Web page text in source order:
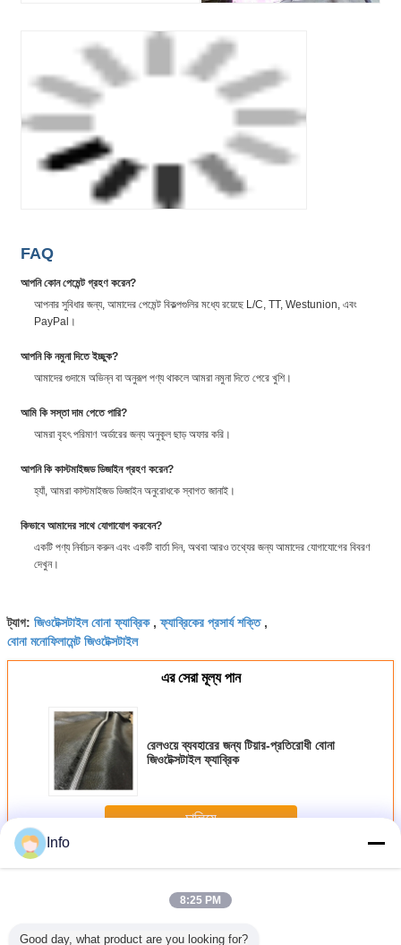
FAQ
আপনি কোন পেমেন্ট গ্রহণ করেন?
আপনার সুবিধার জন্য, আমাদের পেমেন্ট বিকল্পগুলির মধ্যে রয়েছে L/C, TT, Westunion, এবং
PayPal।
আপনি কি নমুনা দিতে ইচ্ছুক?
আমাদের গুদামে অভিন্ন বা অনুরূপ পণ্য থাকলে আমরা নমুনা দিতে পেরে খুশি।
আমি কি সস্তা দাম পেতে পারি?
আমরা বৃহৎ পরিমাণ অর্ডারের জন্য অনুকূল ছাড় অফার করি।
আপনি কি কাস্টমাইজড ডিজাইন গ্রহণ করেন?
হ্যাঁ, আমরা কাস্টমাইজড ডিজাইন অনুরোধকে স্বাগত জানাই।
কিভাবে আমাদের সাথে যোগাযোগ করবেন?
একটি পণ্য নির্বাচন করুন এবং একটি বার্তা দিন, অথবা আরও তথ্যের জন্য আমাদের যোগাযোগের বিবরণ
দেখুন।
ট্যাগ: জিওটেক্সটাইল বোনা ফ্যাব্রিক,ফ্যাব্রিকের প্রসার্য শক্তি,
বোনা মনোফিলামেন্ট জিওটেক্সটাইল
এর সেরা মূল্য পান
রেলওয়ে ব্যবহারের জন্য টিয়ার-প্রতিরোধী বোনা
জিওটেক্সটাইল ফ্যাব্রিক
চালিয়ে
অধিকবোনা জিওটেক্সটাইল ফ্যাব্রিক
Info
8:25 PM
Good day, what product are you looking for?